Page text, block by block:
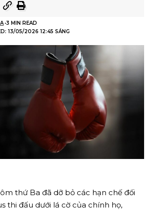
13/05/2026 12:45 SÁNG
3 MIN READ
thứ Ba đã dỡ bỏ các hạn chế đối
thi đấu dưới lá cờ của chính họ,